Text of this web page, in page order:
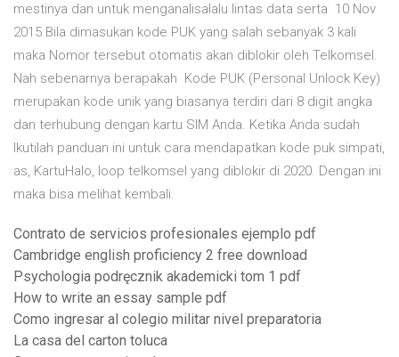
mestinya dan untuk menganalisalalu lintas data serta 10 Nov
2015 Bila dimasukan kode PUK yang salah sebanyak 3 kali
maka Nomor tersebut otomatis akan diblokir oleh Telkomsel.
Nah sebenarnya berapakah Kode PUK (Personal Unlock Key)
merupakan kode unik yang biasanya terdiri dari 8 digit angka
dan terhubung dengan kartu SIM Anda. Ketika Anda sudah
Ikutilah panduan ini untuk cara mendapatkan kode puk simpati,
as, KartuHalo, loop telkomsel yang diblokir di 2020. Dengan ini
maka bisa melihat kembali.
Contrato de servicios profesionales ejemplo pdf
Cambridge english proficiency 2 free download
Psychologia podręcznik akademicki tom 1 pdf
How to write an essay sample pdf
Como ingresar al colegio militar nivel preparatoria
La casa del carton toluca